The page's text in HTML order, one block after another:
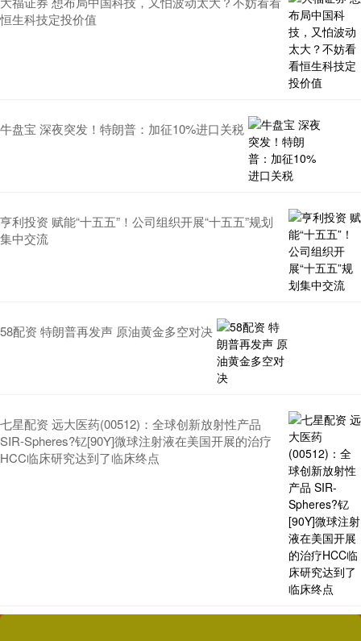
恒生科技定投价值
牛盘宝 深夜突发！特朗普：加征10%进口关税
亨利投资 赋能“十五五”！公司组织开展“十五五”规划
集中交流
58配资 特朗普再发声 原油黄金多空对决
七星配资 远大医药(00512)：全球创新放射性产品
SIR-Spheres?钇[90Y]微球注射液在美国开展的治疗
HCC临床研究达到了临床终点